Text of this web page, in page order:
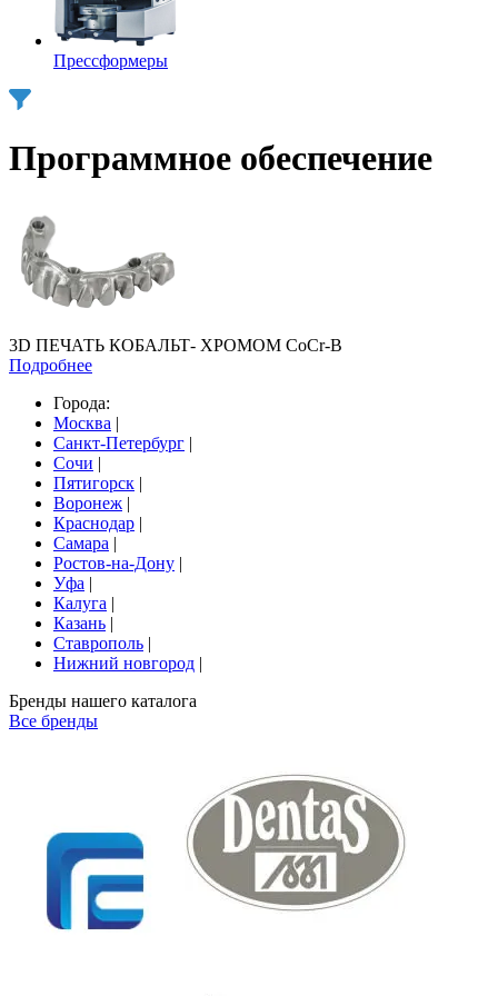
Прессформеры
Программное обеспечение
3D ПЕЧАТЬ КОБАЛЬТ- ХРОМОМ CoCr-B
Подробнее
Города:
Москва |
Санкт-Петербург |
Сочи |
Пятигорск |
Воронеж |
Краснодар |
Самара |
Ростов-на-Дону |
Уфа |
Калуга |
Казань |
Ставрополь |
Нижний новгород |
Бренды нашего каталога
Все бренды